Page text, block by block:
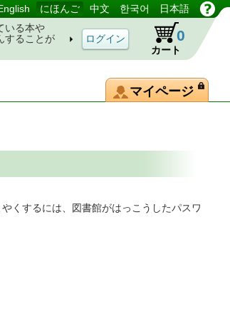
にほんご 中文 한국어 日本語
いる本や
することが
カート
0
マイページ
くするには、図書館がはっこうしたパスワ